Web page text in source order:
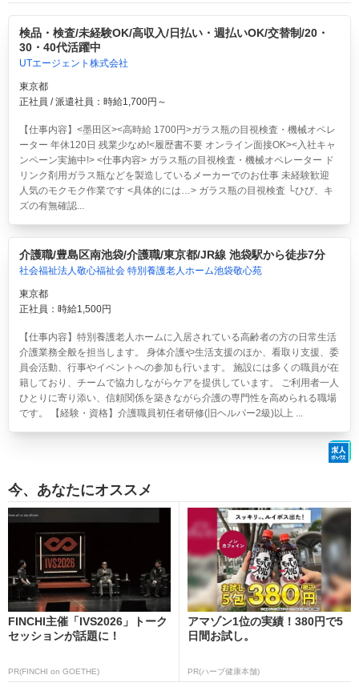
検品・検査/未経験OK/高収入/日払い・週払いOK/交替制/20・
30・40代活躍中
UTエージェント株式会社
東京都
正社員 / 派遣社員：時給1,700円～
【仕事内容】<墨田区><高時給 1700円>ガラス瓶の目視検査・機械オペレ
ーター 年休120日 残業少なめ!<履歴書不要 オンライン面接OK><入社キャ
ンペーン実施中!> <仕事内容> ガラス瓶の目視検査・機械オペレーター ド
リンク剤用ガラス瓶などを製造しているメーカーでのお仕事 未経験歓迎
人気のモクモク作業です <具体的には…> ガラス瓶の目視検査 └ひび、キ
ズの有無確認...
介護職/豊島区南池袋/介護職/東京都/JR線 池袋駅から徒歩7分
社会福祉法人敬心福祉会 特別養護老人ホーム池袋敬心苑
東京都
正社員：時給1,500円
【仕事内容】特別養護老人ホームに入居されている高齢者の方の日常生活
介護業務全般を担当します。 身体介護や生活支援のほか、看取り支援、委
員会活動、行事やイベントへの参加も行います。 施設には多くの職員が在
籍しており、チームで協力しながらケアを提供しています。 ご利用者一人
ひとりに寄り添い、信頼関係を築きながら介護の専門性を高められる職場
です。 【経験・資格】介護職員初任者研修(旧ヘルパー2級)以上 ...
今、あなたにオススメ
FINCHI主催「IVS2026」トーク
セッションが話題に！
PR(FINCHI on GOETHE)
アマゾン1位の実績！380円で5
日間お試し。
PR(ハーブ健康本舗)